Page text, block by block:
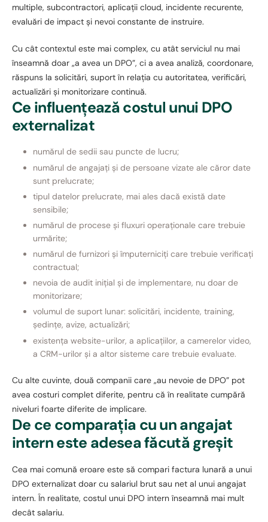
multiple, subcontractori, aplicații cloud, incidente recurente,
evaluări de impact și nevoi constante de instruire.
Cu cât contextul este mai complex, cu atât serviciul nu mai
înseamnă doar „a avea un DPO”, ci a avea analiză, coordonare,
răspuns la solicitări, suport în relația cu autoritatea, verificări,
actualizări și monitorizare continuă.
Ce influențează costul unui DPO
externalizat
numărul de sedii sau puncte de lucru;
numărul de angajați și de persoane vizate ale căror date
sunt prelucrate;
tipul datelor prelucrate, mai ales dacă există date
sensibile;
numărul de procese și fluxuri operaționale care trebuie
urmărite;
numărul de furnizori și împuterniciți care trebuie verificați
contractual;
nevoia de audit inițial și de implementare, nu doar de
monitorizare;
volumul de suport lunar: solicitări, incidente, training,
ședințe, avize, actualizări;
existența website-urilor, a aplicațiilor, a camerelor video,
a CRM-urilor și a altor sisteme care trebuie evaluate.
Cu alte cuvinte, două companii care „au nevoie de DPO” pot
avea costuri complet diferite, pentru că în realitate cumpără
niveluri foarte diferite de implicare.
De ce comparația cu un angajat
intern este adesea făcută greșit
Cea mai comună eroare este să compari factura lunară a unui
DPO externalizat doar cu salariul brut sau net al unui angajat
intern. În realitate, costul unui DPO intern înseamnă mai mult
decât salariu.